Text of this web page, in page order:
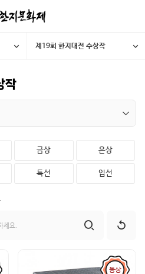
제19회 한지대전 수상작
작
금상 은상
특선 입선
동상